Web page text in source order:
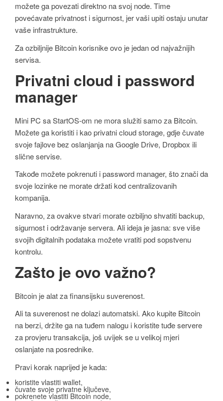
možete ga povezati direktno na svoj node. Time
povećavate privatnost i sigurnost, jer vaši upiti ostaju unutar
vaše infrastrukture.
Za ozbiljnije Bitcoin korisnike ovo je jedan od najvažnijih
servisa.
Privatni cloud i password
manager
Mini PC sa StartOS-om ne mora služiti samo za Bitcoin.
Možete ga koristiti i kao privatni cloud storage, gdje čuvate
svoje fajlove bez oslanjanja na Google Drive, Dropbox ili
slične servise.
Takođe možete pokrenuti i password manager, što znači da
svoje lozinke ne morate držati kod centralizovanih
kompanija.
Naravno, za ovakve stvari morate ozbiljno shvatiti backup,
sigurnost i održavanje servera. Ali ideja je jasna: sve više
svojih digitalnih podataka možete vratiti pod sopstvenu
kontrolu.
Zašto je ovo važno?
Bitcoin je alat za finansijsku suverenost.
Ali ta suverenost ne dolazi automatski. Ako kupite Bitcoin
na berzi, držite ga na tuđem nalogu i koristite tuđe servere
za provjeru transakcija, još uvijek se u velikoj mjeri
oslanjate na posrednike.
Pravi korak naprijed je kada:
koristite vlastiti wallet,
čuvate svoje privatne ključeve,
pokrenete vlastiti Bitcoin node,